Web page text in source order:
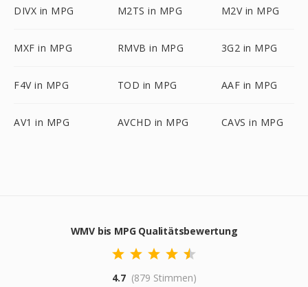
DIVX in MPG M2TS in MPG M2V in MPG
MXF in MPG RMVB in MPG 3G2 in MPG
F4V in MPG TOD in MPG AAF in MPG
AV1 in MPG AVCHD in MPG CAVS in MPG
WMV bis MPG Qualitätsbewertung
4.7 (879 Stimmen)